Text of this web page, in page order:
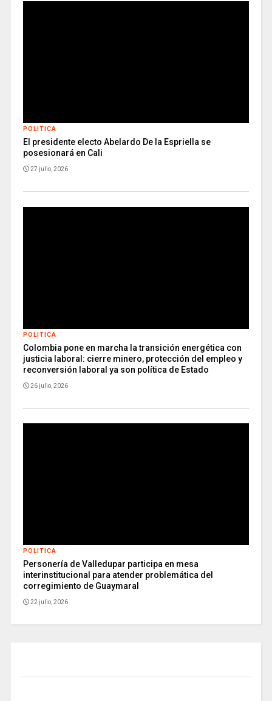
POLITICA
El presidente electo Abelardo De la Espriella se
posesionará en Cali
27 julio, 2026
POLITICA
Colombia pone en marcha la transición energética con
justicia laboral: cierre minero, protección del empleo y
reconversión laboral ya son política de Estado
26 julio, 2026
POLITICA
Personería de Valledupar participa en mesa
interinstitucional para atender problemática del
corregimiento de Guaymaral
22 julio, 2026